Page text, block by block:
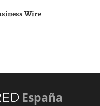
Wire
España